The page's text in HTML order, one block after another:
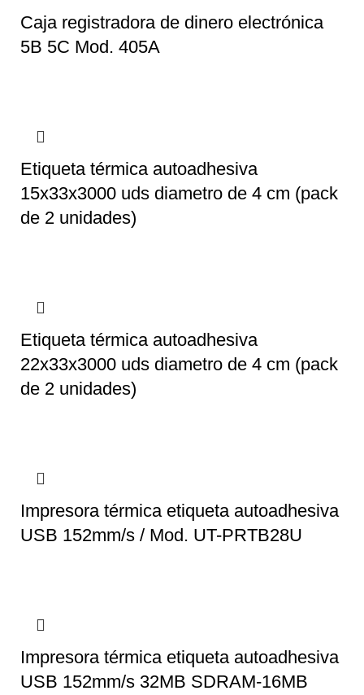
Caja registradora de dinero electrónica
5B 5C Mod. 405A
Etiqueta térmica autoadhesiva
15x33x3000 uds diametro de 4 cm (pack
de 2 unidades)
Etiqueta térmica autoadhesiva
22x33x3000 uds diametro de 4 cm (pack
de 2 unidades)
Impresora térmica etiqueta autoadhesiva
USB 152mm/s / Mod. UT-PRTB28U
Impresora térmica etiqueta autoadhesiva
USB 152mm/s 32MB SDRAM-16MB